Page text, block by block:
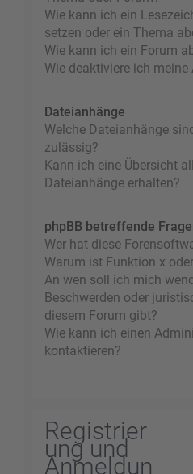
Wie kann ich ein
setzen oder ein Thema
Wie kann ich ein Forum
Wie deaktiviere ich meine
Dateianhänge
Welche Dateianhänge
zulässig?
Kann ich eine Übersicht
Dateianhänge erhalten?
phpBB betreffende
Wer hat diese
Warum ist Funktion x
An wen soll ich mich
Beschwerden oder
diesem Forum gibt?
Wie kann ich einen
kontaktieren?
Registrier
ung und
Anmeldun